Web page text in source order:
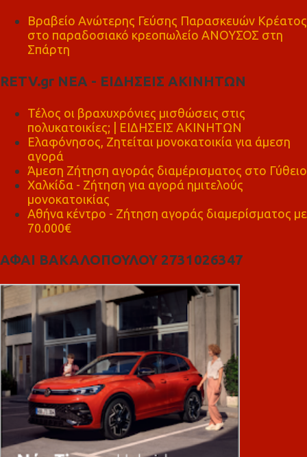
Βραβείο Ανώτερης Γεύσης Παρασκευών Κρέατος
στο παραδοσιακό κρεοπωλείο ΑΝΟΥΣΟΣ στη
Σπάρτη
RETV.gr ΝΕΑ - ΕΙΔΗΣΕΙΣ ΑΚΙΝΗΤΩΝ
Τέλος οι βραχυχρόνιες μισθώσεις στις
πολυκατοικίες; | ΕΙΔΗΣΕΙΣ ΑΚΙΝΗΤΩΝ
Ελαφόνησος, Ζητείται μονοκατοικία για άμεση
αγορά
Άμεση Ζήτηση αγοράς διαμέρισματος στο Γύθειο
Χαλκίδα - Ζήτηση για αγορά ημιτελούς
μονοκατοικίας
Αθήνα κέντρο - Ζήτηση αγοράς διαμερίσματος με
70.000€
ΑΦΑΙ ΒΑΚΑΛΟΠΟΥΛΟΥ 2731026347